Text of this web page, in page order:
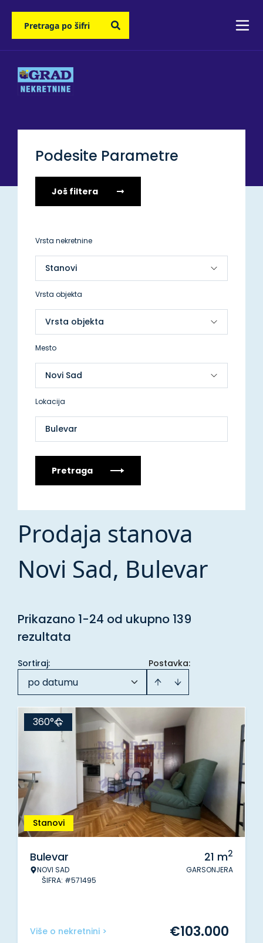
Podesite Parametre
Još filtera
Vrsta nekretnine
Vrsta objekta
Mesto
Lokacija
Bulevar
Pretraga
Prodaja stanova
Novi Sad, Bulevar
Prikazano 1-24 od ukupno 139
rezultata
Postavka:
Sortiraj:
po datumu
Stanovi
360°
Bulevar
NOVI SAD
ŠIFRA: #571495
21 m2
GARSONJERA
Više o nekretnini > €103.000